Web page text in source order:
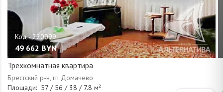
49 662 BYN
Трехкомнатная квартира